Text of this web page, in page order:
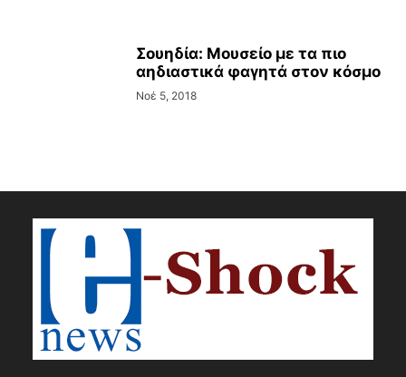
Σουηδία: Μουσείο με τα πιο
αηδιαστικά φαγητά στον κόσμο
Νοέ 5, 2018